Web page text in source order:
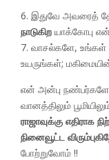
6. இதுவே அவரைத்
நாடுகிற யாக்கோபு
7. வாசல்களே,
உயருங்கள்;
என் அன்பு
வானத்திலும்
ராஜாவுக்கு எதிராக
நினைவூட்ட
போற்றுவோம் !!